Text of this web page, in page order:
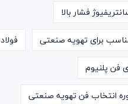
فشار بالا
برای تهویه صنعتی
فولاد
فن پلنیوم
انتخاب فن تهویه صنعتی